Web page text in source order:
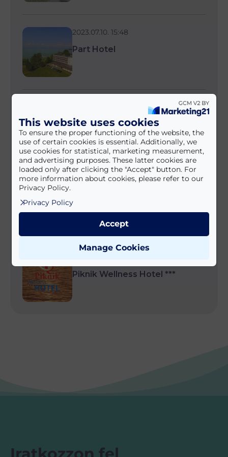
2023.07.10. 15:48
Part Hotel
Vénusz Hotel
2023.07.10. 15:28
Renegade Hotel
Piknik Wellness Hotel ***
This website uses cookies
To ensure the proper functioning of the website, the
use of certain cookies is essential. Additionally, we
use cookies for statistical, marketing measurement,
and advertising purposes. These latter cookies are
loaded only after clicking the "Accept" button. For
more information about cookies, please refer to our
Privacy Policy.
Privacy Policy
Manage Cookies
Accept